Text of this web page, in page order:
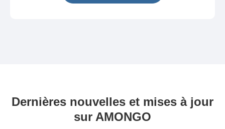
Dernières nouvelles et mises à jour
sur AMONGO